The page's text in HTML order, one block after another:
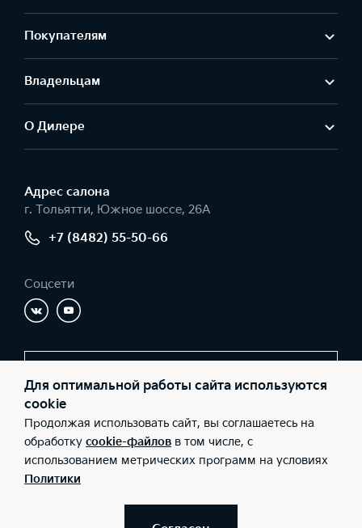
Покупателям
Владельцам
О Дилере
Адрес салонa
г. Тольятти, Южное шоссе, 26А
+7 (8482) 55-50-66
Соцсети
© 2026 Юридические лица ООО «Имола» (Фактический адрес: г.
Тольятти, Южное шоссе, 26А; Телефон: +7 (8482) 55-50-66; ИНН:
6321067760; ОГРН: 1036301017280), ООО «Киа Россия и СНГ»
(Фактический адрес: г.Москва, Валовая 26; Телефон: 8 800 301
08 80; ИНН: 7728674093; ОГРН: 5087746291760) ведут
получению на территории РФ. Информация о соответствующих
Для оптимальной работы сайта используются
cookie
Продолжая использовать сайт, вы соглашаетесь на
обработку cookie-файлов в том числе, с
использованием метрических программ на условиях
Политики